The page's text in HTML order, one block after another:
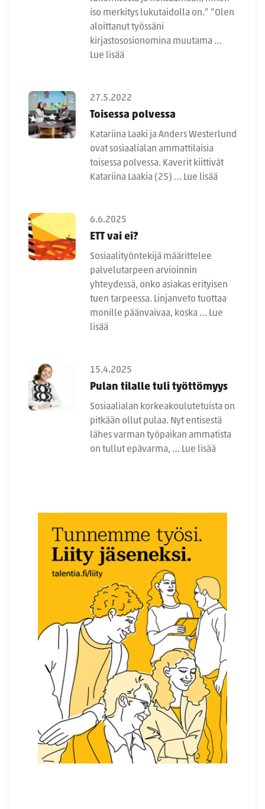
iso merkitys lukutaidolla on.” ”Olen
aloittanut työssäni
kirjastososionomina muutama …
Lue lisää
27.5.2022
Toisessa polvessa
Katariina Laaki ja Anders Westerlund
ovat sosiaalialan ammattilaisia
toisessa polvessa. Kaverit kiittivät
Katariina Laakia (25) … Lue lisää
6.6.2025
ETT vai ei?
Sosiaalityöntekijä määrittelee
palvelutarpeen arvioinnin
yhteydessä, onko asiakas erityisen
tuen tarpeessa. Linjanveto tuottaa
monille päänvaivaa, koska … Lue
lisää
15.4.2025
Pulan tilalle tuli työttömyys
Sosiaalialan korkeakoulutetuista on
pitkään ollut pulaa. Nyt entisestä
lähes varman työpaikan ammatista
on tullut epävarma, … Lue lisää